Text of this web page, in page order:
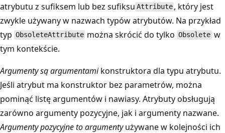
atrybutu z sufiksem lub bez sufiksu Attribute , który jest
zwykle używany w nazwach typów atrybutów. Na przykład
typ ObsoleteAttribute można skrócić do tylko Obsolete w
tym kontekście.
Argumenty są argumentamikonstruktora dla typu atrybutu.
Jeśli atrybut ma konstruktor bez parametrów, można
pominąć listę argumentów i nawiasy. Atrybuty obsługują
zarówno argumenty pozycyjne, jak i argumenty nazwane.
Argumenty pozycyjne to argumentyużywane w kolejności ich